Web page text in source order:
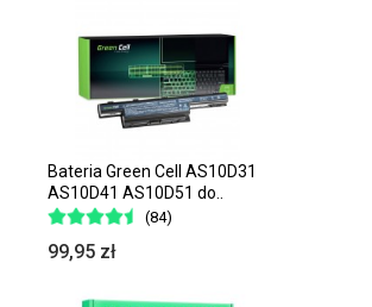
Bateria Green Cell AS10D31
AS10D41 AS10D51 do..
(84)
99,95 zł